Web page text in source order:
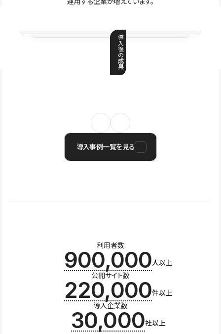
導
入
後
の
成
果
導入事例一覧を見る
利用者数
900,000人以上
公開サイト数
220,000件以上
導入企業数
30,000社以上